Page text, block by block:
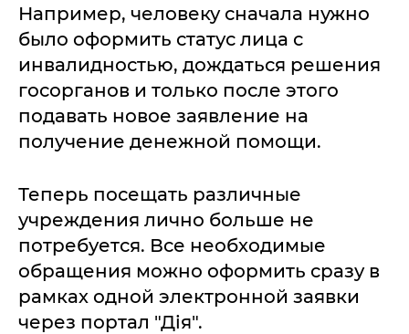
Например, человеку сначала нужно
было оформить статус лица с
инвалидностью, дождаться решения
госорганов и только после этого
подавать новое заявление на
получение денежной помощи.
Теперь посещать различные
учреждения лично больше не
потребуется. Все необходимые
обращения можно оформить сразу в
рамках одной электронной заявки
через портал "Дія".